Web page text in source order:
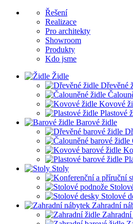
Řešení
Realizace
Pro architekty
Showroom
Produkty
Kdo jsme
Židle
Dřevěné
Kovové
Plastové
Barové židle
Stoly
Stolové
Zahradní